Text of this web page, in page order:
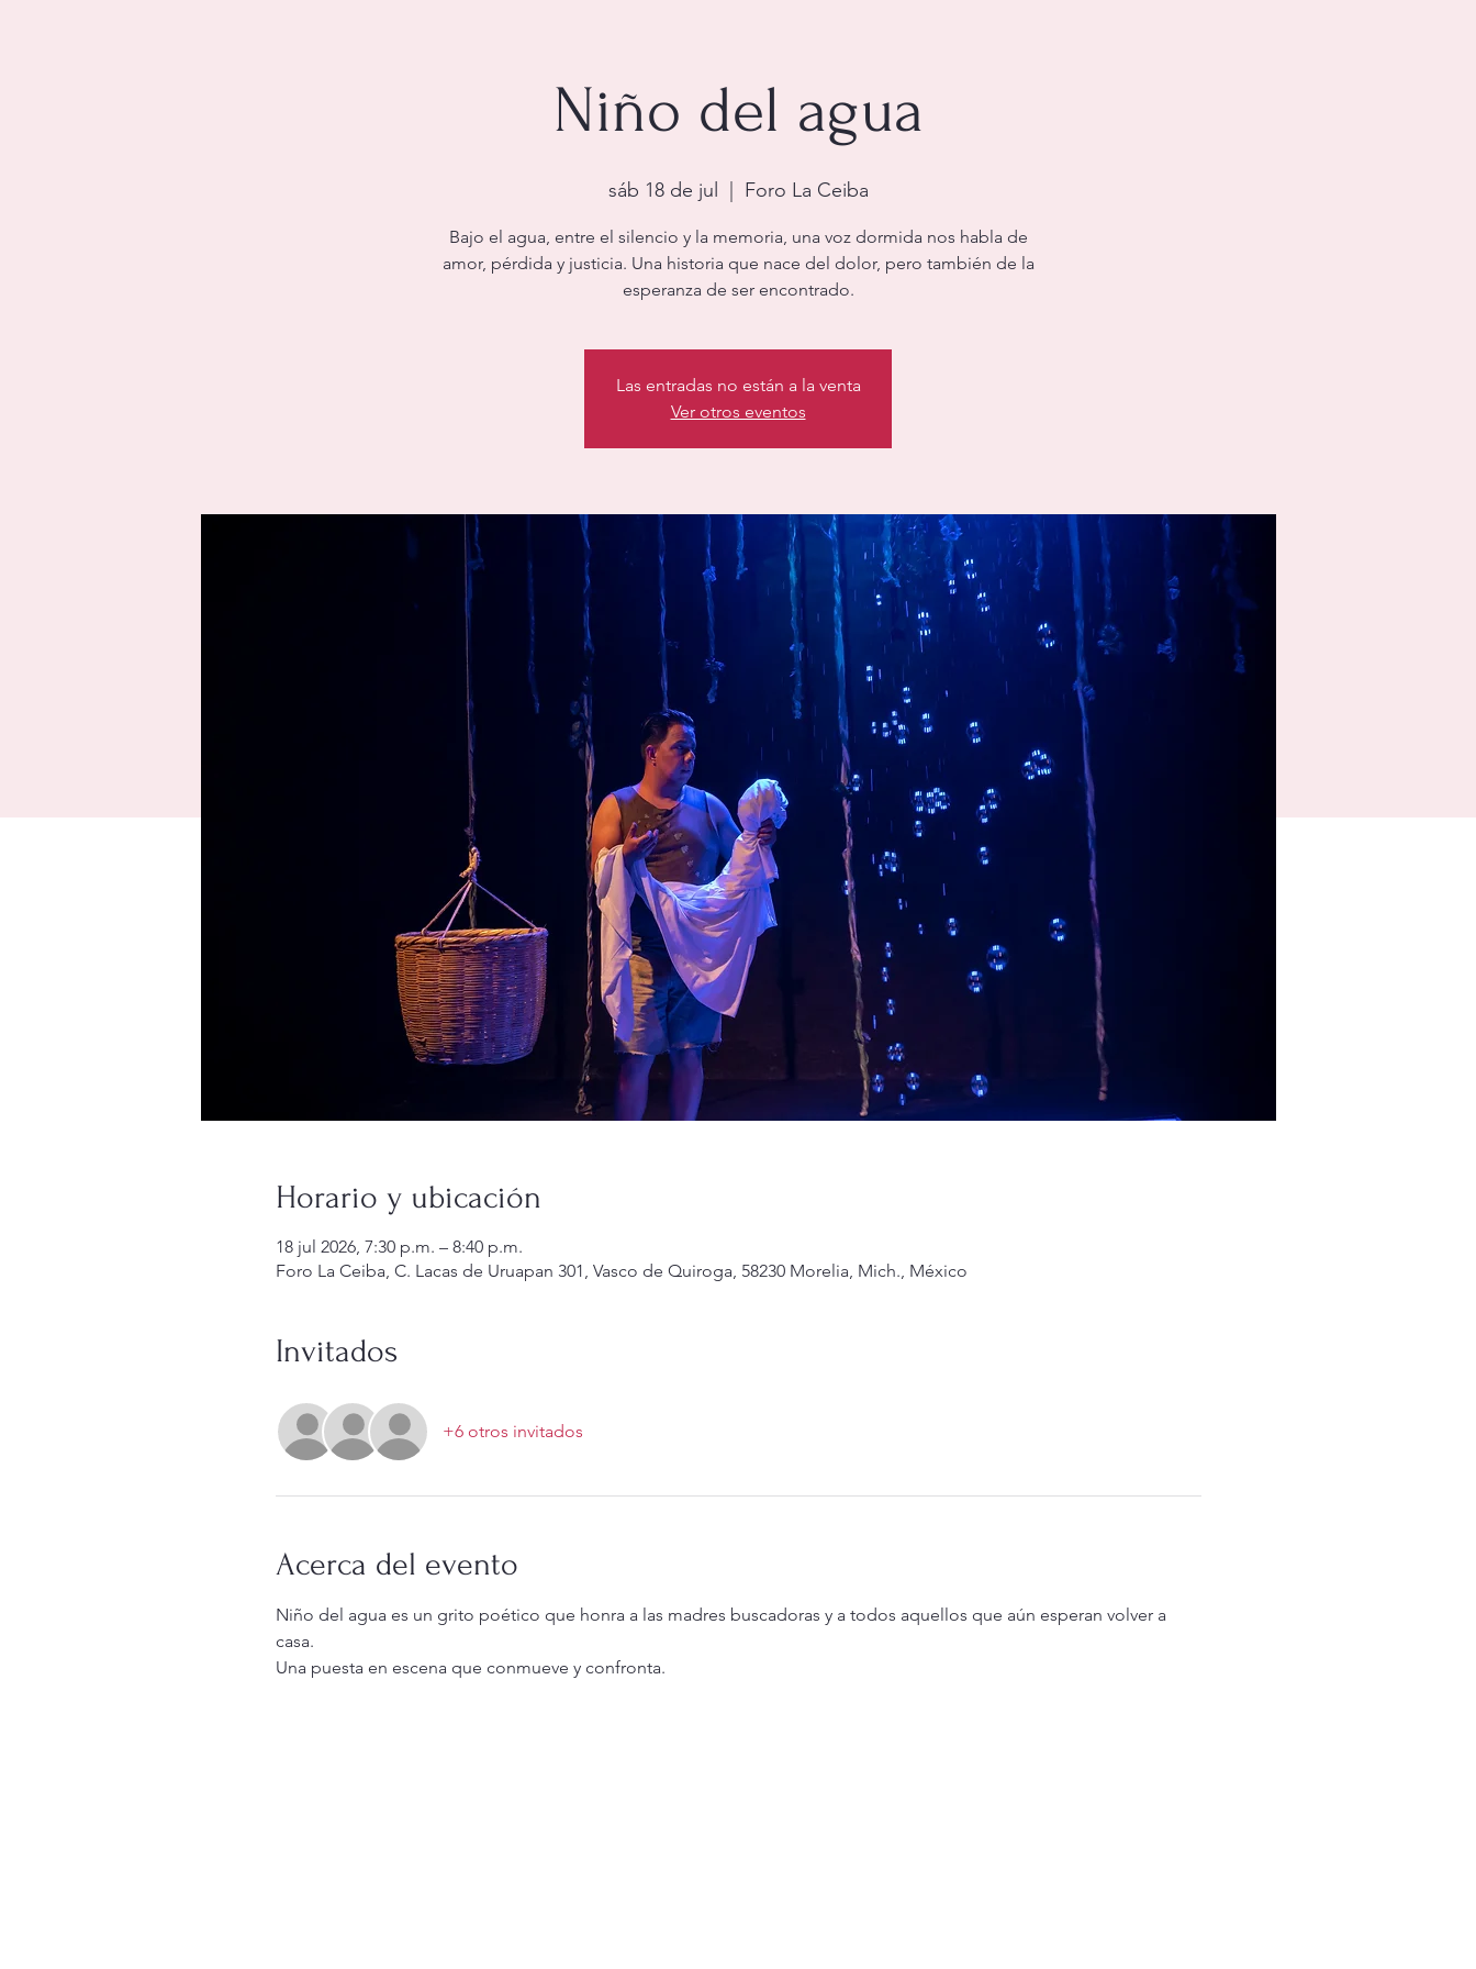
Niño del agua
sáb 18 de jul Foro La Ceiba
Bajo el agua, entre el silencio y la memoria, una voz dormida nos habla de
amor, pérdida y justicia. Una historia que nace del dolor, pero también de la
esperanza de ser encontrado.
Las entradas no están a la venta
Ver otros eventos
Horario y ubicación
18 jul 2026, 7:30 p.m. – 8:40 p.m.
Foro La Ceiba, C. Lacas de Uruapan 301, Vasco de Quiroga, 58230 Morelia, Mich., México
Invitados
+6 otros invitados
Acerca del evento
Niño del agua es un grito poético que honra a las madres buscadoras y a todos aquellos que aún esperan volver a
casa.
Una puesta en escena que conmueve y confronta.